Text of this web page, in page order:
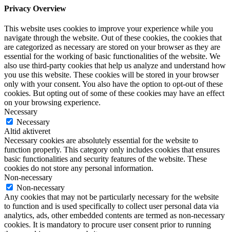
Privacy Overview
This website uses cookies to improve your experience while you
navigate through the website. Out of these cookies, the cookies that
are categorized as necessary are stored on your browser as they are
essential for the working of basic functionalities of the website. We
also use third-party cookies that help us analyze and understand how
you use this website. These cookies will be stored in your browser
only with your consent. You also have the option to opt-out of these
cookies. But opting out of some of these cookies may have an effect
on your browsing experience.
Necessary
Necessary
Altid aktiveret
Necessary cookies are absolutely essential for the website to
function properly. This category only includes cookies that ensures
basic functionalities and security features of the website. These
cookies do not store any personal information.
Non-necessary
Non-necessary
Any cookies that may not be particularly necessary for the website
to function and is used specifically to collect user personal data via
analytics, ads, other embedded contents are termed as non-necessary
cookies. It is mandatory to procure user consent prior to running